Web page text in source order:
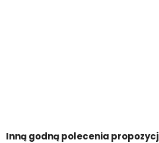
Inną godną polecenia